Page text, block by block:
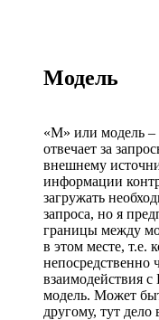
Модель
«M» или модель –
отвечает за
внешнему
информации
загружать
запроса, но я
границы между
в этом месте, т.е.
непосредственно
взаимодействия
модель. Может
другому, тут дело